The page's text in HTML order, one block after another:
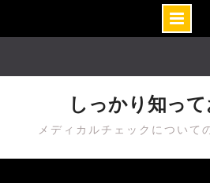
しっかり知って
メディカルチェックについて